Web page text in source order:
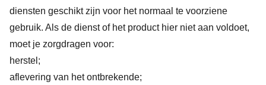
diensten geschikt zijn voor het normaal te voorziene
gebruik. Als de dienst of het product hier niet aan voldoet,
moet je zorgdragen voor:
herstel;
aflevering van het ontbrekende;